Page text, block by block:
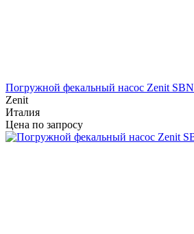
Погружной фекальный насос Zenit
Zenit
Италия
Цена по запросу